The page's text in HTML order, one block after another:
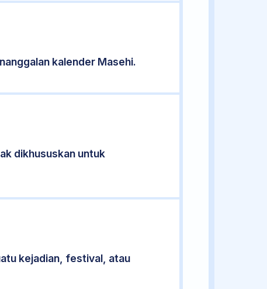
kalender Masehi.
dikhususkan untuk
kejadian, festival, atau